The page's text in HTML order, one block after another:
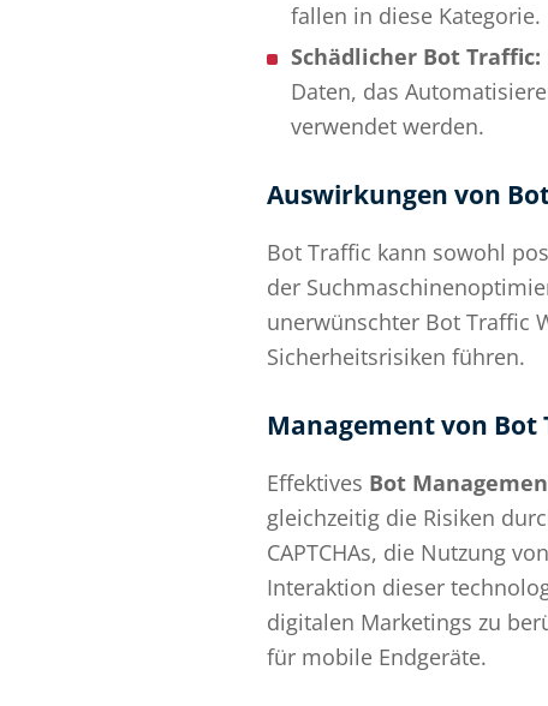
fallen in diese Kategorie.
Schädlicher Bot Traffic:
Daten, das
verwendet werden.
Auswirkungen von
Bot Traffic kann sowohl
der
unerwünschter Bot Traffic
Sicherheitsrisiken führen.
Management von Bot
Effektives Bot
gleichzeitig die Risiken
CAPTCHAs, die Nutzung
Interaktion dieser
digitalen Marketings zu
für mobile Endgeräte.